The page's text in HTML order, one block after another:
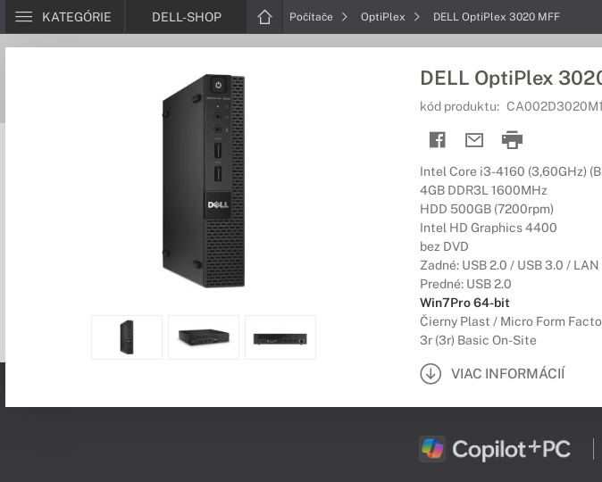
KATEGÓRIE DELL-SHOP Počítače OptiPlex DELL OptiPlex 3020 MFF
DELL OptiPlex
kód produktu:
Intel Core i3-4160 (3,60GHz)
4GB DDR3L 1600MHz
HDD 500GB (7200rpm)
Intel HD Graphics 4400
bez DVD
Zadné: USB 2.0 / USB 3.0 /
Predné: USB 2.0
Win7Pro 64-bit
Čierny Plast / Micro Form
3r (3r) Basic On-Site
VIAC INFORMÁCIÍ